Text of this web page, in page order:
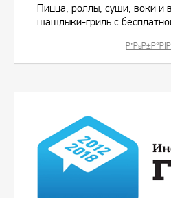
Пицца, роллы, суши, воки и
шашлыки-гриль с